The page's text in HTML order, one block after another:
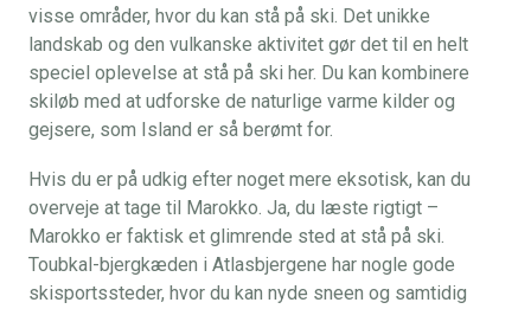
visse områder, hvor du kan stå på ski. Det unikke
landskab og den vulkanske aktivitet gør det til en helt
speciel oplevelse at stå på ski her. Du kan kombinere
skiløb med at udforske de naturlige varme kilder og
gejsere, som Island er så berømt for.
Hvis du er på udkig efter noget mere eksotisk, kan du
overveje at tage til Marokko. Ja, du læste rigtigt –
Marokko er faktisk et glimrende sted at stå på ski.
Toubkal-bjergkæden i Atlasbjergene har nogle gode
skisportssteder, hvor du kan nyde sneen og samtidig